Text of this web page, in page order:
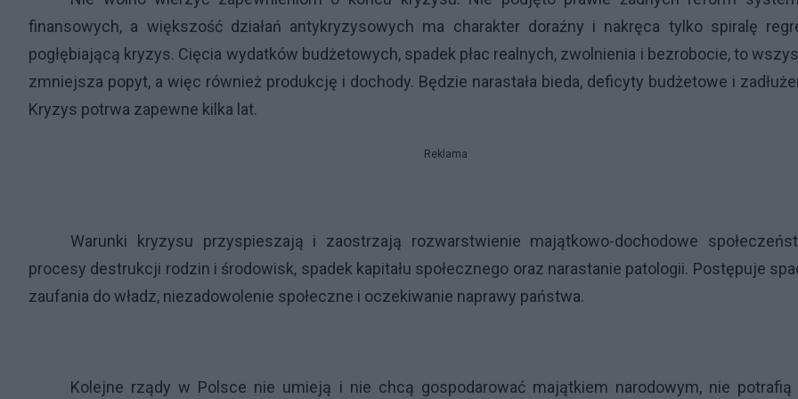
finansowych, a większość działań antykryzysowych ma charakter doraźny i nakręca tylko spiralę
pogłębiającą kryzys. Cięcia wydatków budżetowych, spadek płac realnych, zwolnienia i bezrobocie, to
zmniejsza popyt, a więc również produkcję i dochody. Będzie narastała bieda, deficyty budżetowe i
Kryzys potrwa zapewne kilka lat.
Reklama
Warunki kryzysu przyspieszają i zaostrzają rozwarstwienie majątkowo-dochodowe
procesy destrukcji rodzin i środowisk, spadek kapitału społecznego oraz narastanie patologii. Postępuje
zaufania do władz, niezadowolenie społeczne i oczekiwanie naprawy państwa.
Kolejne rządy w Polsce nie umieją i nie chcą gospodarować majątkiem narodowym, nie potrafią